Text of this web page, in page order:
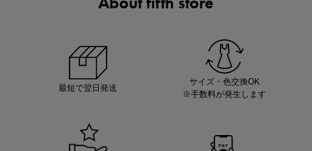
最短で翌日発送
サイズ・色交換OK
※手数料が発生します